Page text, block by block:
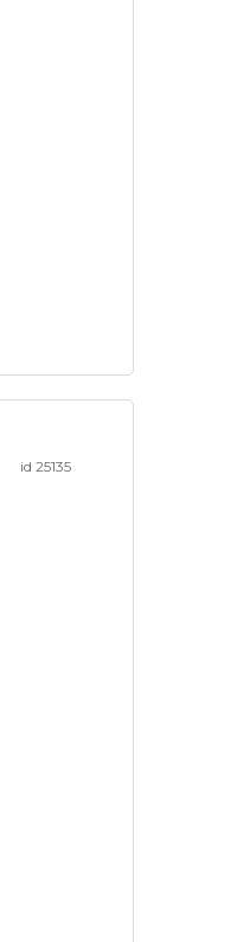
id 25135